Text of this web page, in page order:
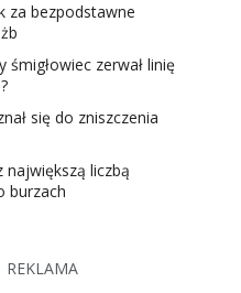
za bezpodstawne
śmigłowiec zerwał linię
się do zniszczenia
największą liczbą
burzach
REKLAMA